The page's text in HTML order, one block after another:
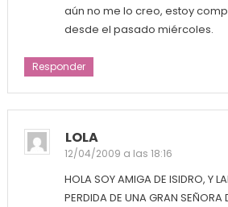
aún no me lo creo, estoy
desde el pasado miércoles.
Responder
LOLA
12/04/2009 a las 18:16
HOLA SOY AMIGA DE ISIDRO, Y
PERDIDA DE UNA GRAN SEÑORA